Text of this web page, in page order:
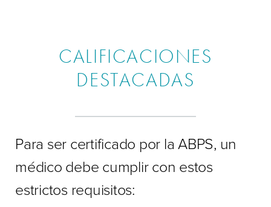
CALIFICACIONES
DESTACADAS
Para ser certificado por la ABPS, un
médico debe cumplir con estos
estrictos requisitos: